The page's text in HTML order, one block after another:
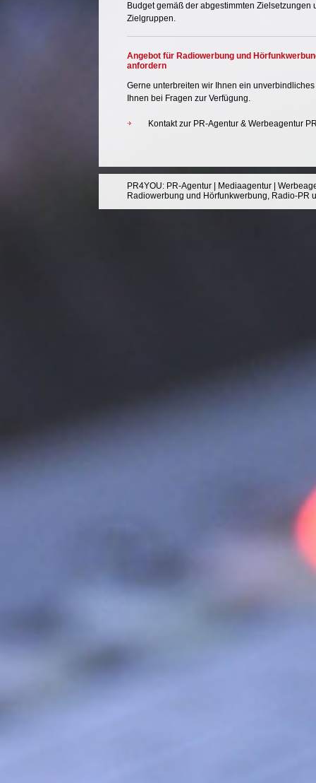
Budget gemäß der abgestimmten Zielsetzungen
Zielgruppen.
Angebot für Radiowerbung und
anfordern
Gerne unterbreiten wir Ihnen ein
Ihnen bei Fragen zur Verfügung.
Kontakt zur PR-Agentur & Werbeagentur
PR4YOU: PR-Agentur Mediaagentur
Radiowerbung und Hörfunkwerbung, Radio-PR